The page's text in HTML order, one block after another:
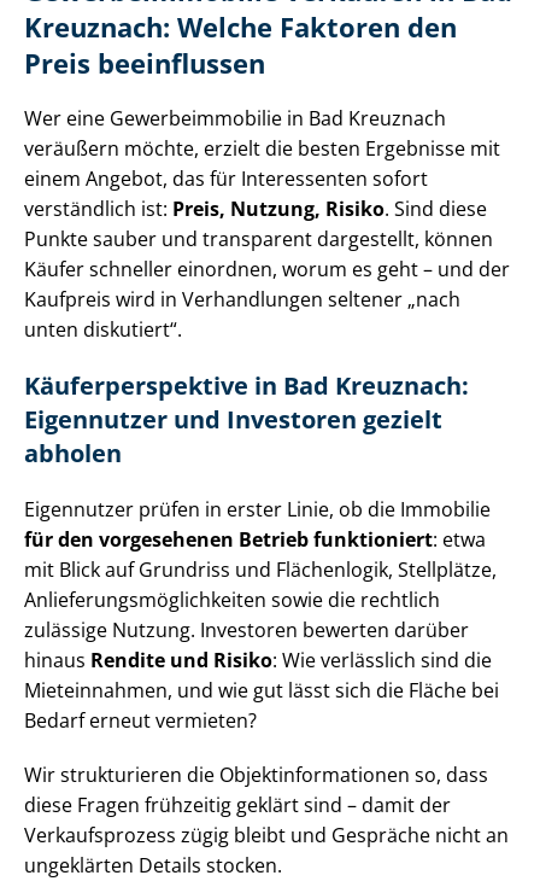
Kreuznach: Welche Faktoren den
Preis beeinflussen
Wer eine Ge­wer­be­im­mo­bi­lie in Bad Kreuznach
veräußern möchte, erzielt die besten Ergebnisse mit
einem Angebot, das für Interessenten sofort
verständlich ist: Preis, Nutzung, Risiko. Sind diese
Punkte sauber und transparent dargestellt, können
Käufer schneller einordnen, worum es geht – und der
Kaufpreis wird in Verhandlungen seltener „nach
unten diskutiert“.
Käu­fer­per­spek­ti­ve in Bad Kreuznach:
Eigennutzer und Investoren gezielt
abholen
Eigennutzer prüfen in erster Linie, ob die Immobilie
für den vorgesehenen Betrieb funktioniert: etwa
mit Blick auf Grundriss und Flächenlogik, Stellplätze,
An­lie­fe­rungs­mög­lich­kei­ten sowie die rechtlich
zulässige Nutzung. Investoren bewerten darüber
hinaus Rendite und Risiko: Wie verlässlich sind die
Mieteinnahmen, und wie gut lässt sich die Fläche bei
Bedarf erneut vermieten?
Wir strukturieren die Ob­jekt­in­for­ma­tio­nen so, dass
diese Fragen frühzeitig geklärt sind – damit der
Verkaufsprozess zügig bleibt und Gespräche nicht an
ungeklärten Details stocken.